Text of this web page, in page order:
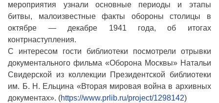
мероприятия узнали основные периоды и этапы
битвы, малоизвестные факты обороны столицы в
октябре — декабре 1941 года, об итогах
контрнаступления.
С интересом гости библиотеки посмотрели отрывки
документального фильма «Оборона Москвы» Натальи
Свидерской из коллекции Президентской библиотеки
им. Б. Н. Ельцина «Вторая мировая война в архивных
документах». (https://www.prlib.ru/project/1298142)